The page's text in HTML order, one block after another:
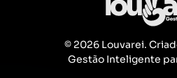
© 2026 Louvarei.
Gestão Inteligente